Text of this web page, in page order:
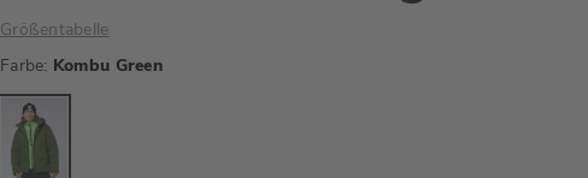
Größentabelle
Farbe Kombu Green